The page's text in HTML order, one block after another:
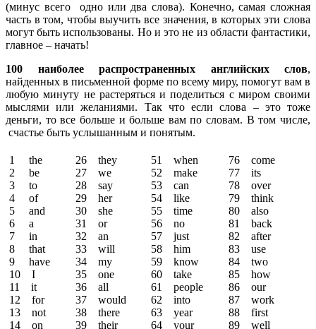
(минус всего одно или два слова). Конечно, самая сложная
часть в том, чтобы выучить все значения, в которых эти слова
могут быть использованы. Но и это не из области фантастики,
главное – начать!
100 наиболее распространенных английских слов,
найденных в письменной форме по всему миру, помогут вам в
любую минуту не растеряться и поделиться с миром своими
мыслями или желаниями. Так что если слова – это тоже
деньги, то все больше и больше вам по словам. В том числе,
счастье быть услышанным и понятым.
1 the
2 be
3 to
4 of
5 and
6 a
7 in
8 that
9 have
10 I
11 it
12 for
13 not
14 on
26 they
27 we
28 say
29 her
30 she
31 or
32 an
33 will
34 my
35 one
36 all
37 would
38 there
39 their
51 when
52 make
53 can
54 like
55 time
56 no
57 just
58 him
59 know
60 take
61 people
62 into
63 year
64 your
76 come
77 its
78 over
79 think
80 also
81 back
82 after
83 use
84 two
85 how
86 our
87 work
88 first
89 well